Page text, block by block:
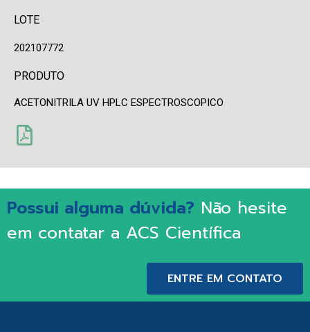
LOTE
202107772
PRODUTO
ACETONITRILA UV HPLC ESPECTROSCOPICO
Possui alguma dúvida? Não hesite
em contatar a ACS Científica
ENTRE EM CONTATO